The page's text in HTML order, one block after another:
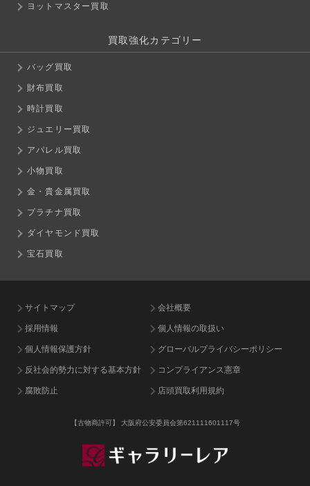
ヨットマスター買取
買取強化カテゴリー
バッグ買取
財布買取
時計買取
ジュエリー買取
アパレル買取
小物買取
金・貴金属買取
プラチナ買取
ダイヤモンド買取
宝石買取
サイトマップ 会社概要
採用情報 個人情報の取扱い
個人情報保護方針 グローバルプライバシーポリシー
反社会的勢力に対する基本方針 コンプライアンス憲章
腐敗防止 店頭買取利用規約
【古物商許可】 大阪府公安委員会第621111601117号